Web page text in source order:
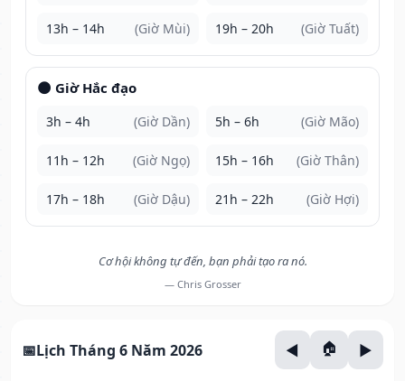
13h – 14h (Giờ Mùi) 19h – 20h (Giờ Tuất)
🌑 Giờ Hắc đạo
3h – 4h (Giờ Dần) 5h – 6h (Giờ Mão)
11h – 12h (Giờ Ngọ) 15h – 16h (Giờ Thân)
17h – 18h (Giờ Dậu) 21h – 22h (Giờ Hợi)
Cơ hội không tự đến, bạn phải tạo ra nó.
— Chris Grosser
Lịch Tháng 6 Năm 2026